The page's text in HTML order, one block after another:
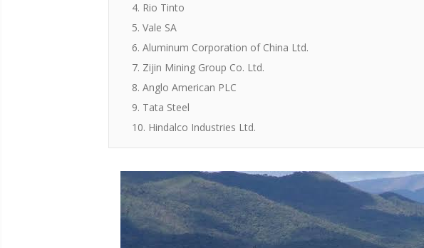
4. Rio Tinto
5. Vale SA
6. Aluminum Corporation of China Ltd.
7. Zijin Mining Group Co. Ltd.
8. Anglo American PLC
9. Tata Steel
10. Hindalco Industries Ltd.